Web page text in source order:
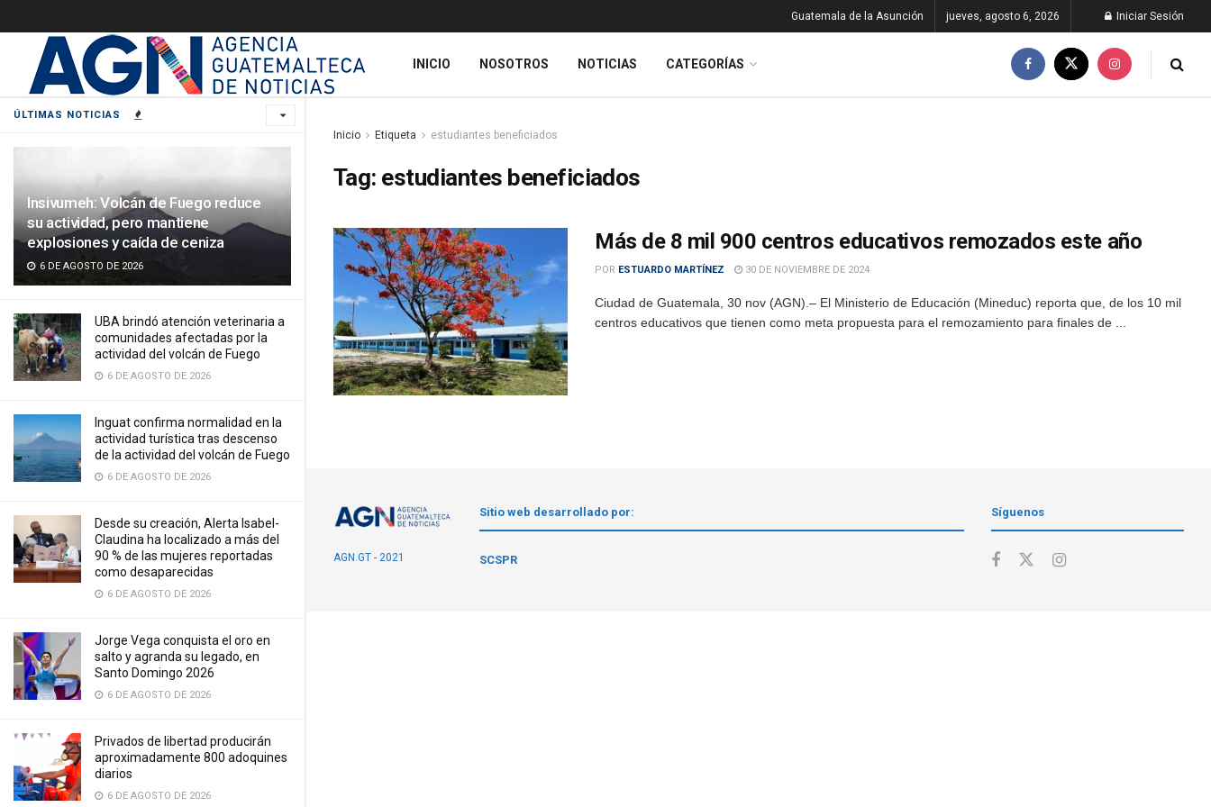
ÚLTIMAS NOTICIAS
Insivumeh: Volcán de Fuego reduce
su actividad, pero mantiene
explosiones y caída de ceniza
6 DE AGOSTO DE 2026
UBA brindó atención veterinaria a
comunidades afectadas por la
actividad del volcán de Fuego
6 DE AGOSTO DE 2026
Inguat confirma normalidad en la
actividad turística tras descenso
de la actividad del volcán de Fuego
6 DE AGOSTO DE 2026
Desde su creación, Alerta Isabel-
Claudina ha localizado a más del
90 % de las mujeres reportadas
como desaparecidas
6 DE AGOSTO DE 2026
Jorge Vega conquista el oro en
salto y agranda su legado, en
Santo Domingo 2026
6 DE AGOSTO DE 2026
Privados de libertad producirán
aproximadamente 800 adoquines
diarios
6 DE AGOSTO DE 2026
Guatemala de la Asunción jueves, agosto 6, 2026 Iniciar Sesión
INICIO NOSOTROS NOTICIAS CATEGORÍAS
Inicio Etiqueta estudiantes beneficiados
Tag: estudiantes beneficiados
Más de 8 mil 900 centros educativos remozados este año
POR ESTUARDO MARTÍNEZ 30 DE NOVIEMBRE DE 2024
Ciudad de Guatemala, 30 nov (AGN).– El Ministerio de Educación (Mineduc) reporta que, de los 10 mil
centros educativos que tienen como meta propuesta para el remozamiento para finales de ...
AGN.GT - 2021
Sitio web desarrollado por:
SCSPR
Síguenos